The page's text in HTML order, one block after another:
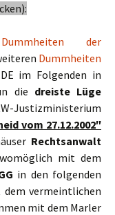
Dummheiten der
Dummheiten
im Folgenden in
die dreiste Lüge
Justizministerium
vom 27.12.2002″
Rechtsanwalt
mit dem
in den folgenden
vermeintlichen
mit dem Marler